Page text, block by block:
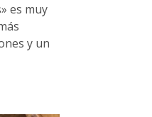
es muy
y un